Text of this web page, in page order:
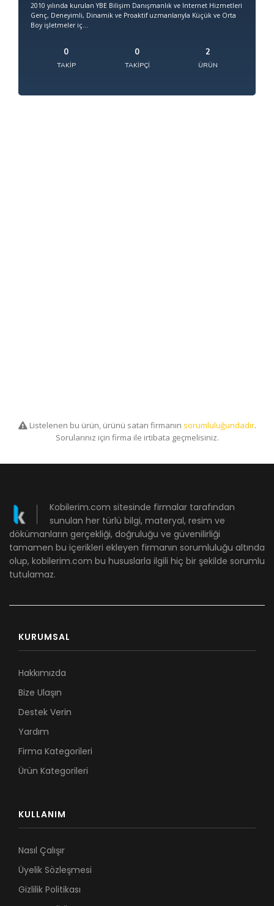
2010 yılında kurulan YBE Bilişim Danışmanlık ve Internet Hizmetleri
Genç, Deneyimli, Dinamik ve Proaktif uzmanlarıyla Küçük ve Orta
Boy işletmeler iç...
0
TAKIP
0
TAKIPÇI
2
ÜRÜN
Listelenen bu ürün, ürünü satan firmanın sorumluluğundadır.
Sorularınız için firma ile irtibata geçmelisiniz.
Kobilerim.com sitesinde firmalar tarafından
sunulan her türlü bilgi, materyal, resim ve
dökümanların gerçekliği, doğruluğu ve güvenilirliği
tamamen bu içerikleri ekleyen firmanın sorumluluğu altında
olup, kobilerim.com bu hususlarla ilgili hiç bir şekilde sorumlu
tutulamaz.
KURUMSAL
Hakkımızda
Bize Ulaşın
Destek Verin
Yardım
Firma Kategorileri
Ürün Kategorileri
KULLANIM
Nasıl Çalışır
Üyelik Sözleşmesi
Gizlilik Politikası